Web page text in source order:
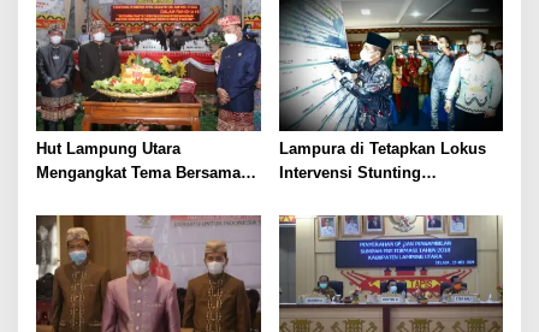
Hut Lampung Utara
Mengangkat Tema Bersama
Pembangunan Daerah
Dengan Kebiasaan Baru di
Masa Pandemi
Lampura di Tetapkan Lokus
Intervensi Stunting
Budi Utomo